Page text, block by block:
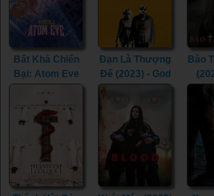
Bất Khả Chiến
Bại: Atom Eve
(2023) -
Invincible: Atom
Eve (2023)
Đạn Là Thượng
Đế (2023) - God
Bào